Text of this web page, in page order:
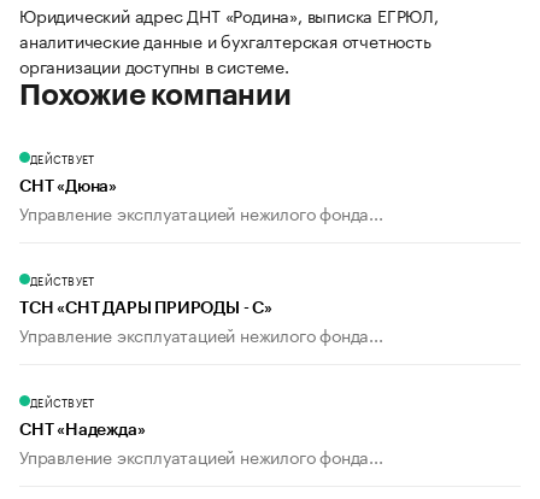
Юридический адрес ДНТ «Родина», выписка ЕГРЮЛ,
аналитические данные и бухгалтерская отчетность
организации доступны в системе.
Похожие компании
ДЕЙСТВУЕТ
СНТ «Дюна»
Управление эксплуатацией нежилого фонда...
ДЕЙСТВУЕТ
ТСН «СНТ ДАРЫ ПРИРОДЫ - С»
Управление эксплуатацией нежилого фонда...
ДЕЙСТВУЕТ
СНТ «Надежда»
Управление эксплуатацией нежилого фонда...